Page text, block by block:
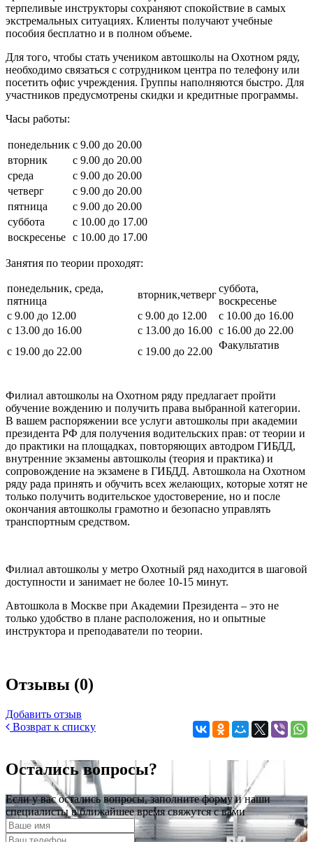
терпеливые инструкторы сохраняют спокойствие в самых
экстремальных ситуациях. Клиенты получают учебные
пособия бесплатно и в полном объеме.
Для того, чтобы стать учеником автошколы на Охотном ряду,
необходимо связаться с сотрудником центра по телефону или
посетить офис учреждения. Группы наполняются быстро. Для
участников предусмотрены скидки и кредитные программы.
Часы работы:
понедельник с 9.00 до 20.00
вторник
с 9.00 до 20.00
среда
с 9.00 до 20.00
четверг
с 9.00 до 20.00
пятница
с 9.00 до 20.00
суббота
с 10.00 до 17.00
воскресенье с 10.00 до 17.00
Занятия по теории проходят:
понедельник, среда,
пятница
вторник,четверг
суббота,
воскресенье
с 9.00 до 12.00
с 9.00 до 12.00
с 10.00 до 16.00
с 13.00 до 16.00
с 13.00 до 16.00 с 16.00 до 22.00
с 19.00 до 22.00
с 19.00 до 22.00
Факультатив
Филиал автошколы на Охотном ряду предлагает пройти
обучение вождению и получить права выбранной категории.
В вашем распоряжении все услуги автошколы при академии
президента РФ для получения водительских прав: от теории и
до практики на площадках, повторяющих автодром ГИБДД,
внутренние экзамены автошколы (теория и практика) и
сопровождение на экзамене в ГИБДД. Автошкола на Охотном
ряду рада принять и обучить всех желающих, которые хотят не
только получить водительское удостоверение, но и после
окончания автошколы грамотно и безопасно управлять
транспортным средством.
Филиал автошколы у метро Охотный ряд находится в шаговой
доступности и занимает не более 10-15 минут.
Автошкола в Москве при Академии Президента – это не
только удобство в плане расположения, но и опытные
инструктора и преподаватели по теории.
Отзывы (0)
Добавить отзыв
Возврат к списку
Остались вопросы?
Если у вас остались вопросы, заполните форму и наши
специалисты в ближайшее время свяжутся с вами